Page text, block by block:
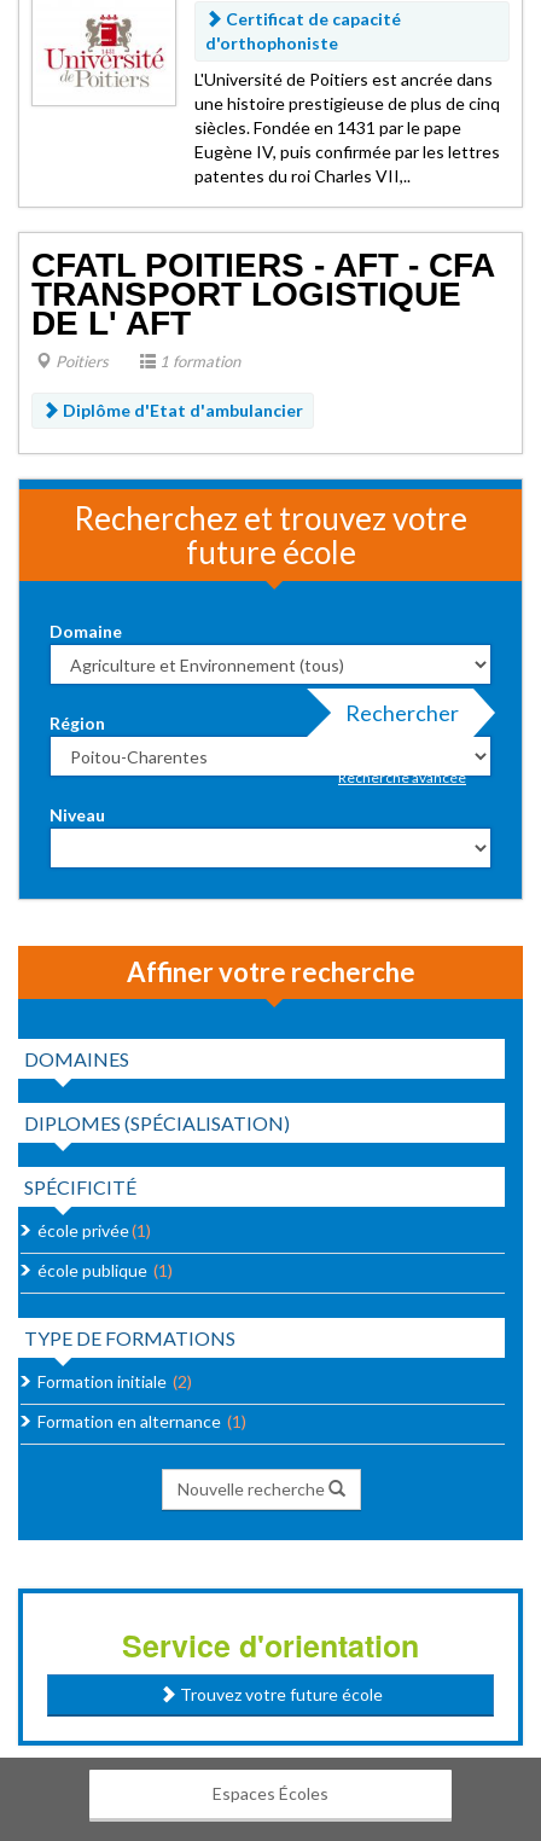
Certificat de capacité
d'orthophoniste
L'Université de Poitiers est ancrée dans
une histoire prestigieuse de plus de cinq
siècles. Fondée en 1431 par le pape
Eugène IV, puis confirmée par les lettres
patentes du roi Charles VII,..
CFATL POITIERS - AFT - CFA
TRANSPORT LOGISTIQUE
DE L' AFT
Poitiers 1 formation
Diplôme d'Etat d'ambulancier
Recherchez et trouvez votre
future école
Domaine
Région
Niveau
Rechercher
Recherche avancée
Affiner votre recherche
DOMAINES
DIPLOMES (SPÉCIALISATION)
SPÉCIFICITÉ
école privée(1)
école publique (1)
TYPE DE FORMATIONS
Formation initiale (2)
Formation en alternance (1)
Nouvelle recherche
Service d'orientation
Trouvez votre future école
Espaces Écoles